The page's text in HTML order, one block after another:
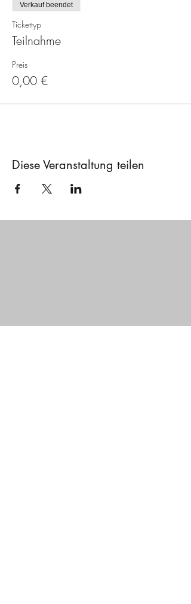
Verkauf beendet
Tickettyp
Teilnahme
Preis
0,00 €
Diese Veranstaltung teilen